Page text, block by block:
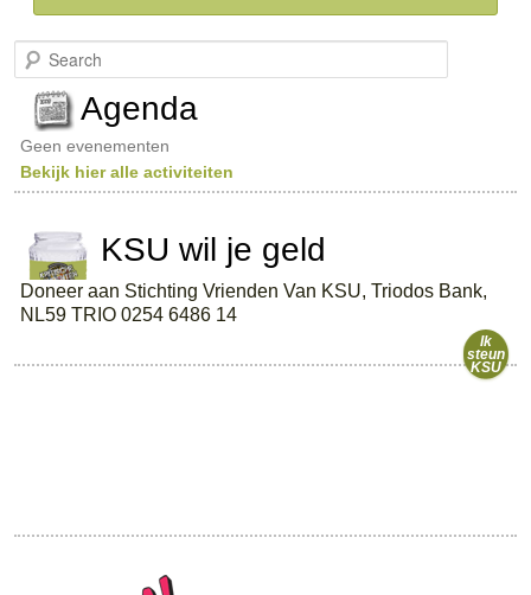
e
c
h
Agenda
Geen evenementen
Bekijk hier alle activiteiten
KSU wil je geld
Doneer aan Stichting Vrienden Van KSU, Triodos Bank,
NL59 TRIO 0254 6486 14
Ik
steun
KSU